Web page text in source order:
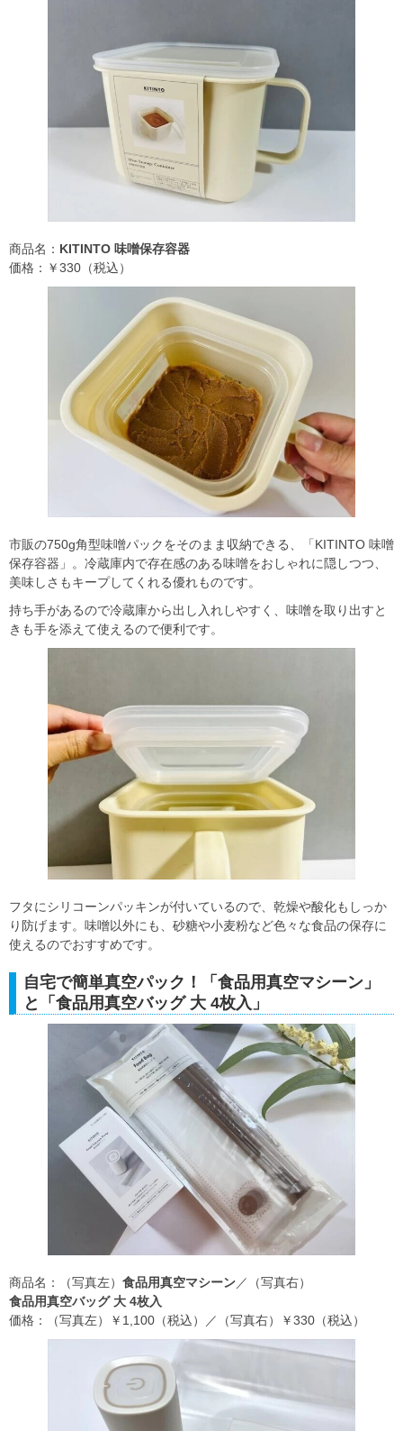
商品名： KITINTO 味噌保存容器
価格：￥330（税込）
市販の750g角型味噌パックをそのまま収納できる、「KITINTO 味噌
保存容器」。冷蔵庫内で存在感のある味噌をおしゃれに隠しつつ、
美味しさもキープしてくれる優れものです。
持ち手があるので冷蔵庫から出し入れしやすく、味噌を取り出すと
きも手を添えて使えるので便利です。
フタにシリコーンパッキンが付いているので、乾燥や酸化もしっか
り防げます。味噌以外にも、砂糖や小麦粉など色々な食品の保存に
使えるのでおすすめです。
自宅で簡単真空パック！「食品用真空マシーン」
と「食品用真空バッグ 大 4枚入」
商品名：（写真左） 食品用真空マシーン／（写真右）
食品用真空バッグ 大 4枚入
価格：（写真左）￥1,100（税込）／（写真右）￥330（税込）